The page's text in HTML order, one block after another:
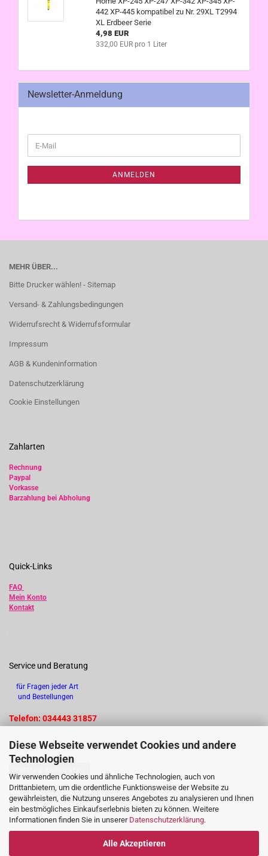
Diese Webseite verwendet Cookies und andere
Technologien
Wir verwenden Cookies und ähnliche Technologien, auch von
Drittanbietern, um die ordentliche Funktionsweise der Website zu
gewährleisten, die Nutzung unseres Angebotes zu analysieren und Ihnen
ein bestmögliches Einkaufserlebnis bieten zu können. Weitere
Informationen finden Sie in unserer Datenschutzerklärung.
Alle Akzeptieren
442 XP-445 kompatibel zu Nr. 29XL T2994
XL Erdbeer Serie
4,98 EUR
332,00 EUR pro 1 Liter
Newsletter-Anmeldung
ZUR
E-
Mail
ANMELDEN
MEHR ÜBER...
Bitte Drucker wählen! - Sitemap
Versand- & Zahlungsbedingungen
Widerrufsrecht & Widerrufsformular
Impressum
AGB & Kundeninformation
Datenschutzerklärung
Cookie Einstellungen
Zahlarten
Rechnung
Paypal
Vorkasse
Barzahlung bei Abholung
Quick-Links
FAQ
Mein Konto
Kontakt
Service und Beratung
für Fragen jeder Art
und Bestellungen
Telefon: 034443 31857